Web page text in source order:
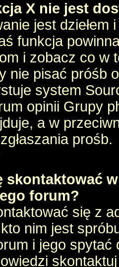
X nie jest
jest dziełem
funkcja
i zobacz co w
nie pisać próśb
system
opinii Grupy
a w
prośb.
skontaktować
forum?
się z
nim jest
i jego